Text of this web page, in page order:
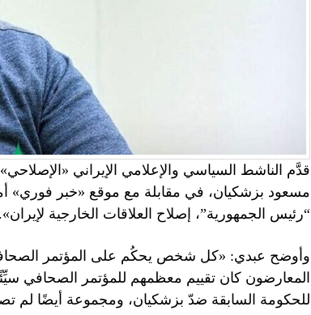
قدَّم الناشط السياسي والإعلامي الإيراني
“رئيس الجمهورية”، إصلاح العلاقات الخارجية لإيران».
وأوضح عبدي: «كل شخص يحكُم على المؤتمر
المعارضون كان تقييم معظمهم للمؤتمر الصحافي
للحكومة السابقة ضدّ بزشكيان، ومجموعة أيضًا لم